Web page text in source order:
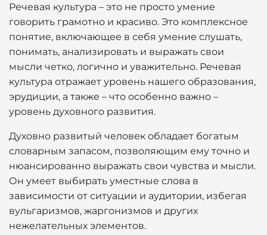
Речевая культура – это не просто умение
говорить грамотно и красиво. Это комплексное
понятие, включающее в себя умение слушать,
понимать, анализировать и выражать свои
мысли четко, логично и уважительно. Речевая
культура отражает уровень нашего образования,
эрудиции, а также – что особенно важно –
уровень духовного развития.
Духовно развитый человек обладает богатым
словарным запасом, позволяющим ему точно и
нюансированно выражать свои чувства и мысли.
Он умеет выбирать уместные слова в
зависимости от ситуации и аудитории, избегая
вульгаризмов, жаргонизмов и других
нежелательных элементов.